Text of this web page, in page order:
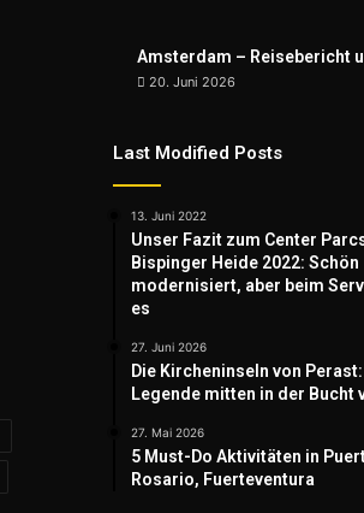
Amsterdam – Reisebericht
20. Juni 2026
Last Modified Posts
13. Juni 2022
Unser Fazit zum Center
Bispinger Heide 2022: Schön
modernisiert, aber beim
es
27. Juni 2026
Die Kircheninseln von
Legende mitten in der Bucht
27. Mai 2026
5 Must-Do Aktivitäten in
Rosario, Fuerteventura